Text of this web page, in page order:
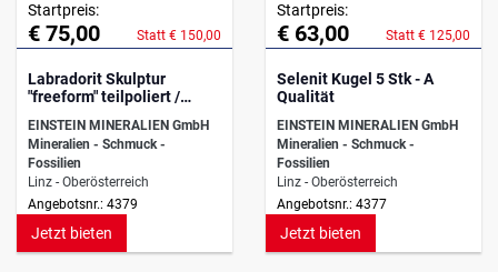
Startpreis:
€ 75,00 Statt € 150,00
Labradorit Skulptur
"freeform" teilpoliert /
EINSTEIN MINERALIEN GmbH
Mineralien - Schmuck -
Fossilien
Linz - Oberösterreich
Angebotsnr.: 4379
Jetzt bieten
Startpreis:
€ 63,00 Statt € 125,00
Selenit Kugel 5 Stk - A
Qualität
EINSTEIN MINERALIEN GmbH
Mineralien - Schmuck -
Fossilien
Linz - Oberösterreich
Angebotsnr.: 4377
Jetzt bieten